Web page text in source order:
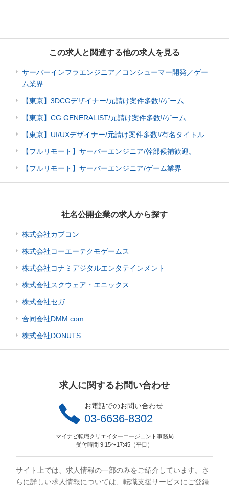
この求人と関連する他の求人を見る
サーバーインフラエンジニア／コンシューマー開発／ゲー
ム業界
【東京】3DCGデザイナー/元請け案件多数!/ゲーム
【東京】CG GENERALIST/元請け案件多数!/ゲーム
【東京】UI/UXデザイナー/元請け案件多数!/有名タイトル
【フルリモート】サーバーエンジニア/幹部候補歓迎。
【フルリモート】サーバーエンジニア/ゲーム業界
社名公開企業の求人から探す
株式会社カプコン
株式会社コーエーテクモゲームス
株式会社コナミデジタルエンタテインメント
株式会社スクウェア・エニックス
株式会社セガ
合同会社DMM.com
株式会社DONUTS
求人に関するお問い合わせ
お電話でのお問い合わせ
03-6636-8302
マイナビ転職クリエイターエージェント事務局
受付時間 9:15〜17:45（平日）
サイト上では、求人情報の一部のみをご紹介しています。さ
らに詳しい求人情報については、転職支援サービスにご登録